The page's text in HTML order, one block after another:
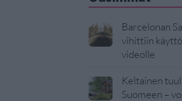
Barcelonan
vihittiin
videolle
Keltainen
Suomeen –